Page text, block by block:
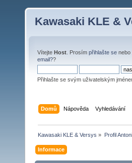
Kawasaki KLE &
Vítejte Host . Prosím přihlašte se nebo
email??
Přihlašte se svým uživatelským
Domů Nápověda Vyhledávání
Kawasaki KLE & Versys » Profil
Informace